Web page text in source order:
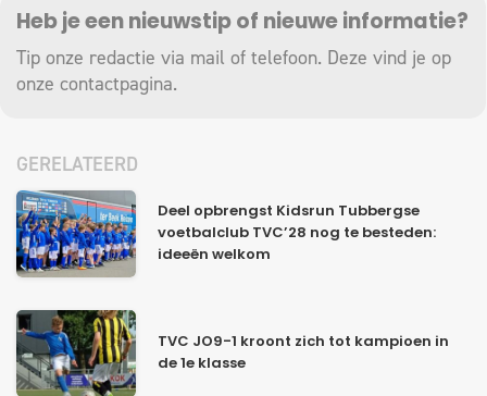
Heb je een nieuwstip of nieuwe informatie?
Tip onze redactie via mail of telefoon. Deze vind je op
onze contactpagina.
GERELATEERD
Deel opbrengst Kidsrun Tubbergse
voetbalclub TVC’28 nog te besteden:
ideeën welkom
TVC JO9-1 kroont zich tot kampioen in
de 1e klasse